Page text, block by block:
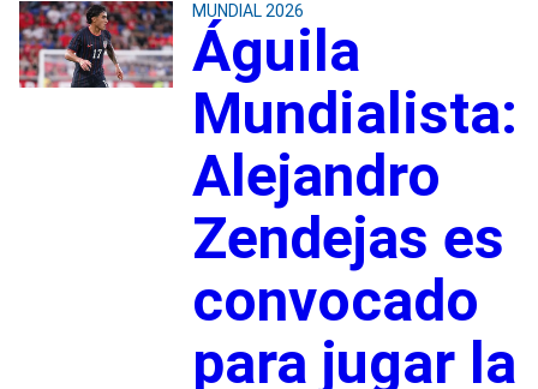
MUNDIAL 2026
Águila
Mundialista:
Alejandro
Zendejas es
convocado
para jugar la